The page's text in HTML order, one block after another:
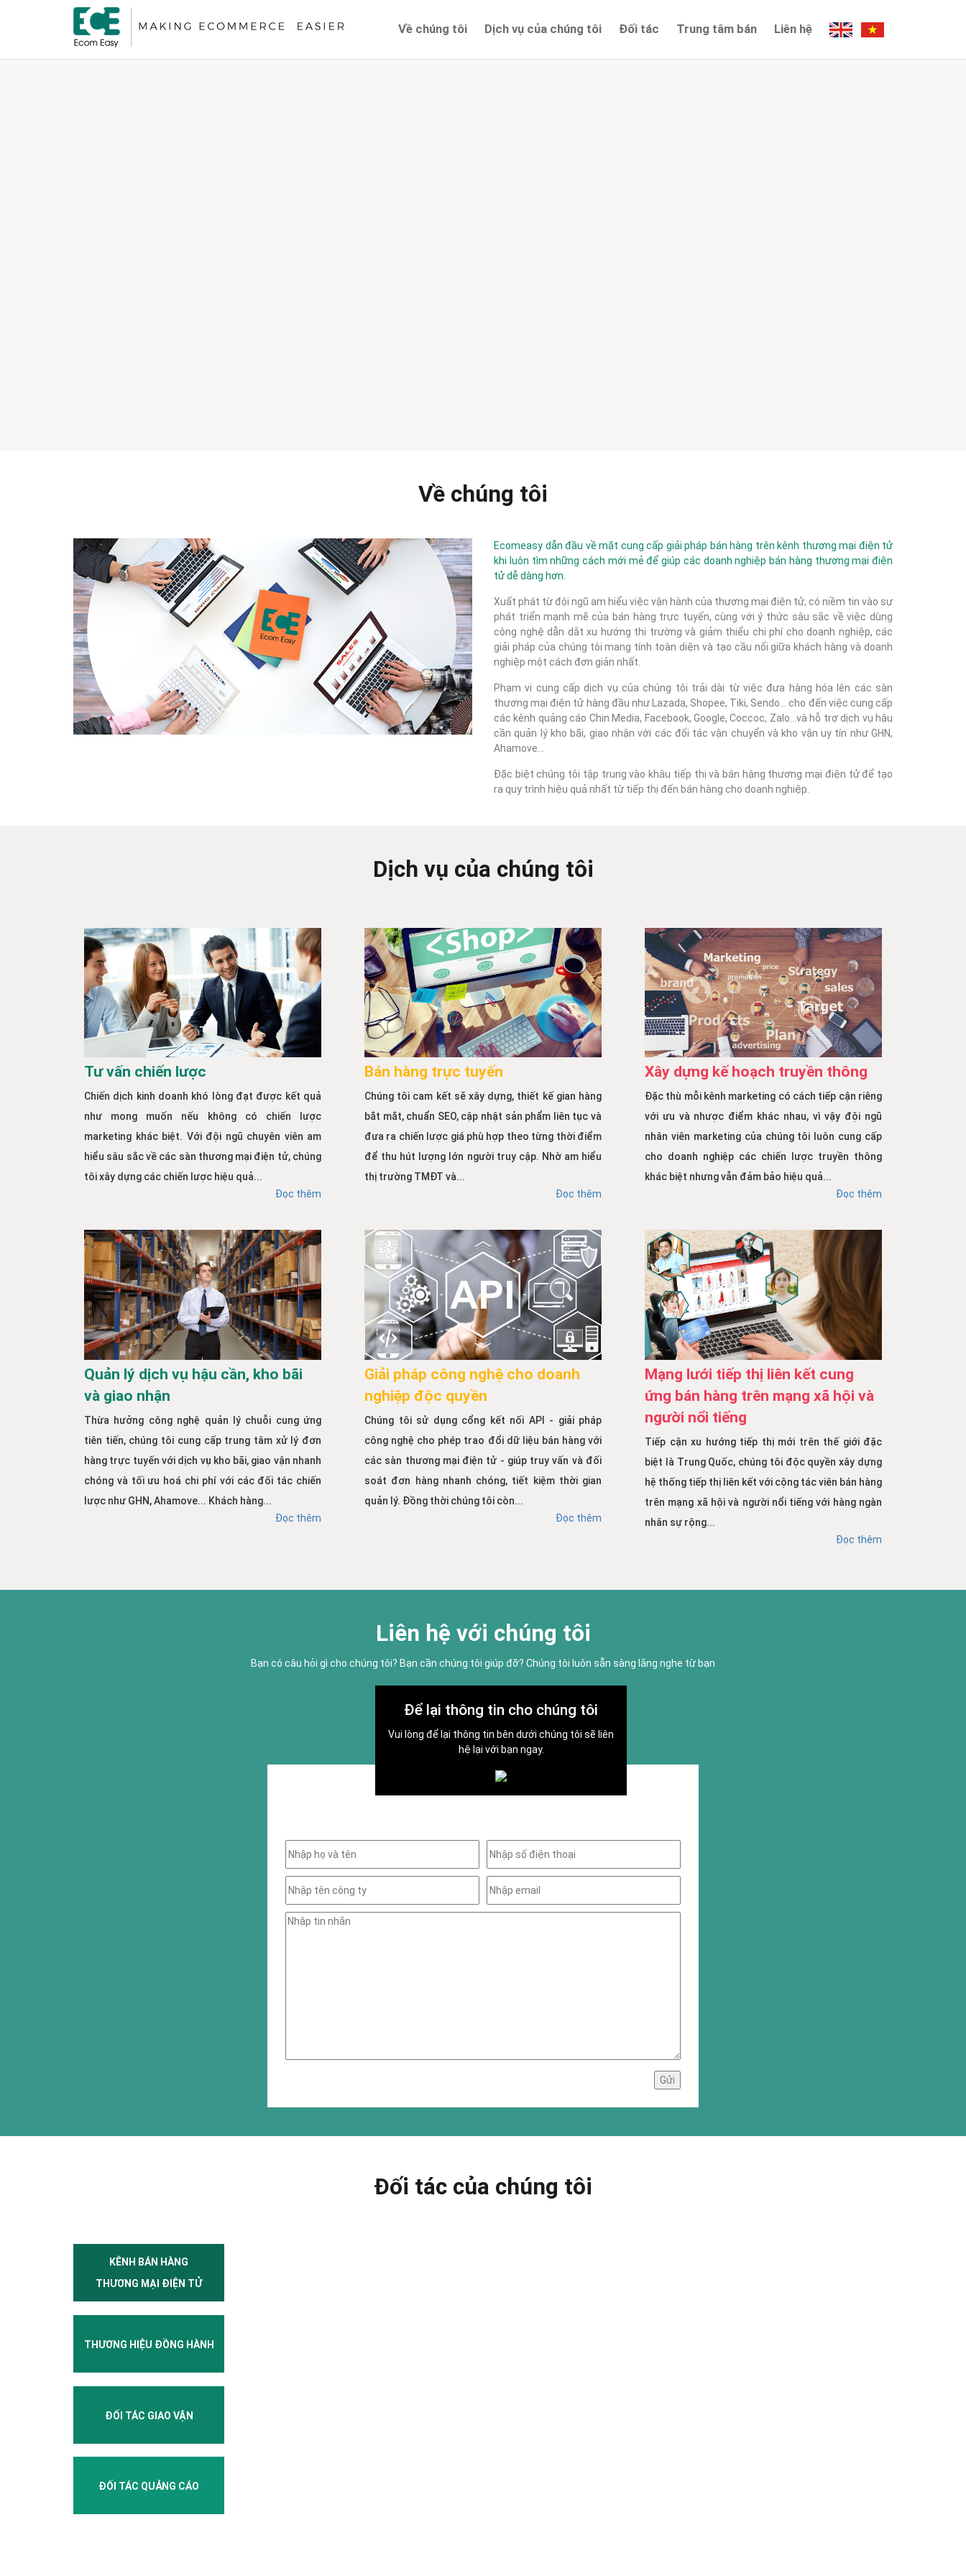
Về chúng tôi Dịch vụ của chúng tôi Đối tác Trung tâm bán Liên hệ
Về chúng tôi
Ecomeasy dẫn đầu về mặt cung cấp giải pháp bán hàng trên kênh thương mại điện tử
khi luôn tìm những cách mới mẻ để giúp các doanh nghiệp bán hàng thương mại điện
tử dễ dàng hơn.
Xuất phát từ đội ngũ am hiểu việc vận hành của thương mại điện tử, có niềm tin vào sự
phát triển mạnh mẽ của bán hàng trực tuyến, cùng với ý thức sâu sắc về việc dùng
công nghệ dẫn dắt xu hướng thị trường và giảm thiểu chi phí cho doanh nghiệp, các
giải pháp của chúng tôi mang tính toàn diện và tạo cầu nối giữa khách hàng và doanh
nghiệp một cách đơn giản nhất.
Phạm vi cung cấp dịch vụ của chúng tôi trải dài từ việc đưa hàng hóa lên các sàn
thương mại điện tử hàng đầu như Lazada, Shopee, Tiki, Sendo... cho đến việc cung cấp
các kênh quảng cáo Chin Media, Facebook, Google, Coccoc, Zalo...và hỗ trợ dịch vụ hậu
cần quản lý kho bãi, giao nhận với các đối tác vận chuyển và kho vận uy tín như GHN,
Ahamove...
Đặc biệt chúng tôi tập trung vào khâu tiếp thị và bán hàng thương mại điện tử để tạo
ra quy trình hiệu quả nhất từ tiếp thị đến bán hàng cho doanh nghiệp.
Dịch vụ của chúng tôi
Tư vấn chiến lược
Chiến dịch kinh doanh khó lòng đạt được kết quả
như mong muốn nếu không có chiến lược
marketing khác biệt. Với đội ngũ chuyên viên am
hiểu sâu sắc về các sàn thương mại điện tử, chúng
tôi xây dựng các chiến lược hiệu quả...
Đọc thêm
Bán hàng trực tuyến
Chúng tôi cam kết sẽ xây dựng, thiết kế gian hàng
bắt mắt, chuẩn SEO, cập nhật sản phẩm liên tục và
đưa ra chiến lược giá phù hợp theo từng thời điểm
để thu hút lượng lớn người truy cập. Nhờ am hiểu
thị trường TMĐT và...
Đọc thêm
Xây dựng kế hoạch truyền thông
Đặc thù mỗi kênh marketing có cách tiếp cận riêng
với ưu và nhược điểm khác nhau, vì vậy đội ngũ
nhân viên marketing của chúng tôi luôn cung cấp
cho doanh nghiệp các chiến lược truyền thông
khác biệt nhưng vẫn đảm bảo hiệu quả...
Đọc thêm
Quản lý dịch vụ hậu cần, kho bãi
và giao nhận
Thừa hưởng công nghệ quản lý chuỗi cung ứng
tiên tiến, chúng tôi cung cấp trung tâm xử lý đơn
hàng trực tuyến với dịch vụ kho bãi, giao vận nhanh
chóng và tối ưu hoá chi phí với các đối tác chiến
lược như GHN, Ahamove... Khách hàng...
Đọc thêm
Giải pháp công nghệ cho doanh
nghiệp độc quyền
Chúng tôi sử dụng cổng kết nối API - giải pháp
công nghệ cho phép trao đổi dữ liệu bán hàng với
các sàn thương mại điện tử - giúp truy vấn và đối
soát đơn hàng nhanh chóng, tiết kiệm thời gian
quản lý. Đồng thời chúng tôi còn...
Đọc thêm
Mạng lưới tiếp thị liên kết cung
ứng bán hàng trên mạng xã hội và
người nổi tiếng
Tiếp cận xu hướng tiếp thị mới trên thế giới đặc
biệt là Trung Quốc, chúng tôi độc quyền xây dựng
hệ thống tiếp thị liên kết với cộng tác viên bán hàng
trên mạng xã hội và người nổi tiếng với hàng ngàn
nhân sự rộng...
Đọc thêm
Liên hệ với chúng tôi
Bạn có câu hỏi gì cho chúng tôi? Bạn cần chúng tôi giúp đỡ? Chúng tôi luôn sẵn sàng lắng nghe từ bạn
Để lại thông tin cho chúng tôi
Vui lòng để lại thông tin bên dưới chúng tôi sẽ liên
hệ lại với bạn ngay.
Đối tác của chúng tôi
KÊNH BÁN HÀNG
THƯƠNG MẠI ĐIỆN TỬ
THƯƠNG HIỆU ĐỒNG HÀNH
ĐỐI TÁC GIAO VẬN
ĐỐI TÁC QUẢNG CÁO